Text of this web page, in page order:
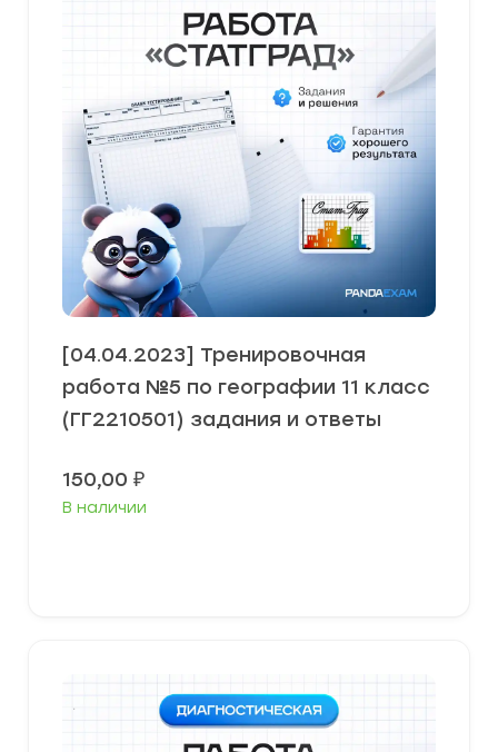
[04.04.2023] Тренировочная
работа №5 по географии 11 класс
(ГГ2210501) задания и ответы
150,00 ₽
В наличии